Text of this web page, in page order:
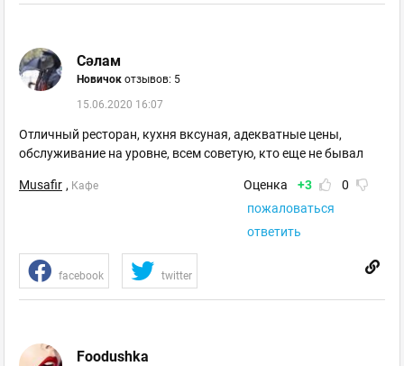
Сәлам
Новичок отзывов: 5
15.06.2020 16:07
Отличный ресторан, кухня вксуная, адекватные цены,
обслуживание на уровне, всем советую, кто еще не бывал
Musafir , Кафе Оценка +3
0
пожаловаться
ответить
facebook twitter
Foodushka